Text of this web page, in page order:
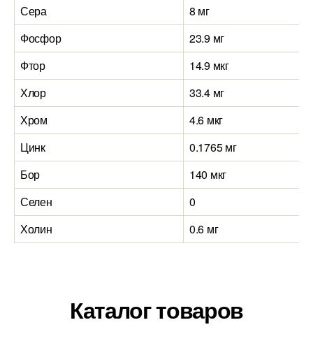
Сера
8 мг
Фосфор
23.9 мг
Фтор
14.9 мкг
Хлор
33.4 мг
Хром
4.6 мкг
Цинк
0.1765 мг
Бор
140 мкг
Селен
0
Холин
0.6 мг
Каталог товаров